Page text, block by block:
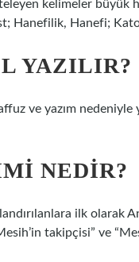
kelimeler büyük
Hanefilik, Hanefi;
YAZILIR?
ve yazım nedeniyle
NEDIR?
ilk olarak
takipçisi” ve